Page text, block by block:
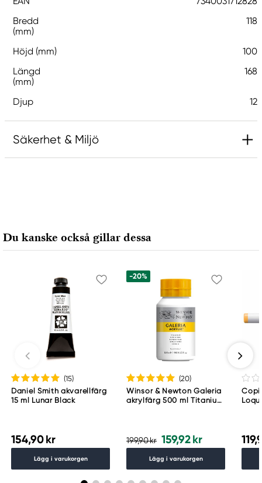
Bredd
(mm)
118
Höjd (mm)
100
Längd
(mm)
168
Djup 12
Säkerhet & Miljö
614 31 Söderköping, Sweden
galleri1@galleri1.se
Du kanske också gillar dessa
(15)
Daniel Smith akvarellfärg
15 ml Lunar Black
154,90 kr
Lägg i varukorgen
-20%
(20)
Winsor & Newton Galeria
akrylfärg 500 ml Titanium
199,90 kr 159,92 kr
Lägg i varukorgen